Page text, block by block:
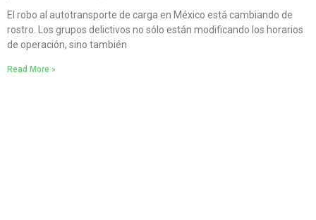
El robo al autotransporte de carga en México está cambiando de
rostro. Los grupos delictivos no sólo están modificando los horarios
de operación, sino también
Read More »